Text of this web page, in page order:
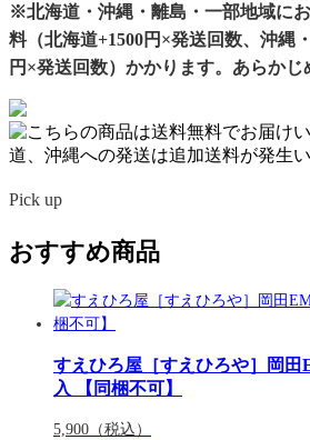
※北海道・沖縄・離島・一部地域に
料（北海道+1500円×発送回数、沖縄
円×発送回数）かかります。あらかじ
Pick up
おすすめ商品
すえひろ屋［すえひろや］岡田
入 【同梱不可】
5,900 （税込）